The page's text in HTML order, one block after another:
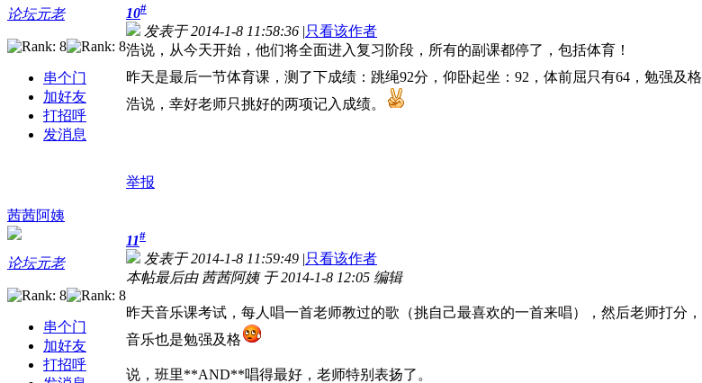
论坛元老
串个门
加好友
打招呼
发消息
10#
发表于 2014-1-8 11:58:36 |只看该作者
浩说，从今天开始，他们将全面进入复习阶段，所有的副课都停了，包括体育！
昨天是最后一节体育课，测了下成绩：跳绳92分，仰卧起坐：92，体前屈只有64，勉强及格
浩说，幸好老师只挑好的两项记入成绩。
举报
茜茜阿姨
论坛元老
串个门
加好友
打招呼
11#
发表于 2014-1-8 11:59:49 |只看该作者
本帖最后由 茜茜阿姨 于 2014-1-8 12:05 编辑
昨天音乐课考试，每人唱一首老师教过的歌（挑自己最喜欢的一首来唱），然后老师打分，
音乐也是勉强及格
说，班里**AND**唱得最好，老师特别表扬了。